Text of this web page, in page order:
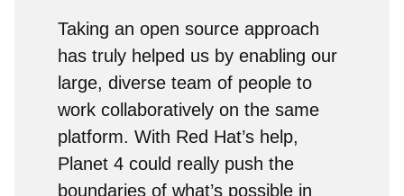
Taking an open source approach
has truly helped us by enabling our
large, diverse team of people to
work collaboratively on the same
platform. With Red Hat’s help,
Planet 4 could really push the
boundaries of what’s possible in